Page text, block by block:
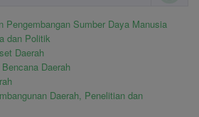
Pengembangan Sumber Daya Manusia
dan Politik
Daerah
Daerah
Daerah, Penelitian dan